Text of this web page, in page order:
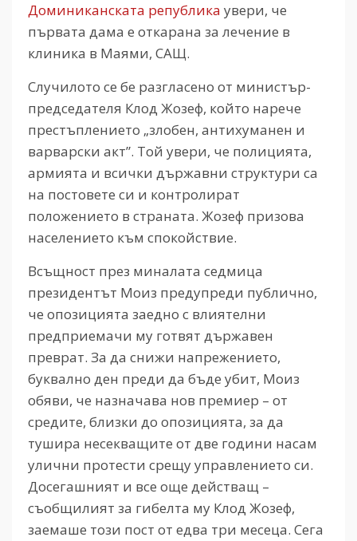
Доминиканската република увери, че
първата дама е откарана за лечение в
клиника в Маями, САЩ.
Случилото се бе разгласено от министър-
председателя Клод Жозеф, който нарече
престъплението „злобен, антихуманен и
варварски акт”. Той увери, че полицията,
армията и всички държавни структури са
на постовете си и контролират
положението в страната. Жозеф призова
населението към спокойствие.
Всъщност през миналата седмица
президентът Моиз предупреди публично,
че опозицията заедно с влиятелни
предприемачи му готвят държавен
преврат. За да снижи напрежението,
буквално ден преди да бъде убит, Моиз
обяви, че назначава нов премиер – от
средите, близки до опозицията, за да
тушира несекващите от две години насам
улични протести срещу управлението си.
Досегашният и все още действащ –
съобщилият за гибелта му Клод Жозеф,
заемаше този пост от едва три месеца. Сега